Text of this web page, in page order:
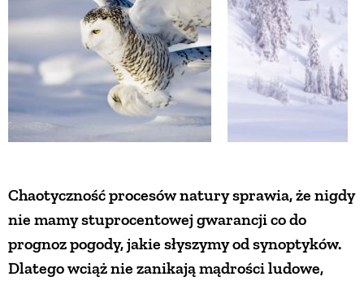
Chaotyczność procesów natury sprawia, że nigdy
nie mamy stuprocentowej gwarancji co do
prognoz pogody, jakie słyszymy od synoptyków.
Dlatego wciąż nie zanikają mądrości ludowe,